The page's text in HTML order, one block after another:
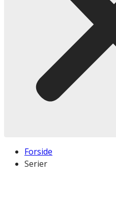
Forside
Serier